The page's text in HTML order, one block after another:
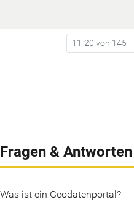
11-20 von 145
Fragen & Antworten
Was ist ein Geodatenportal?